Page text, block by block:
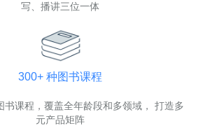
写、播讲三位一体
300+ 种图书课程
书课程，覆盖全年龄段和多领域， 打造多
元产品矩阵